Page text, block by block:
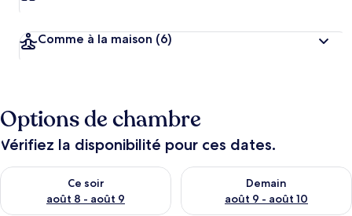
Comme à la maison (6)
Options de chambre
Vérifiez la disponibilité pour ces dates.
Ce soir
août 8 - août 9
Vérifier la disponibilité pour ce soir août 8 - août 9
Demain
août 9 - août 10
Vérifier la disponibilité pour